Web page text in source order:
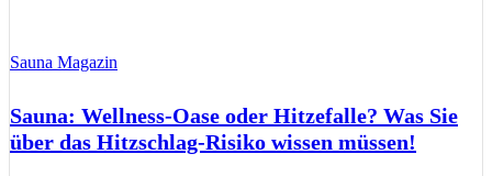
Sauna Magazin
Sauna: Wellness-Oase oder Hitzefalle? Was Sie
über das Hitzschlag-Risiko wissen müssen!